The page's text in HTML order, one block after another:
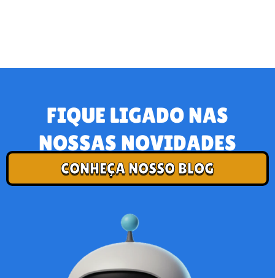
FIQUE LIGADO NAS
NOSSAS NOVIDADES
CONHEÇA NOSSO BLOG